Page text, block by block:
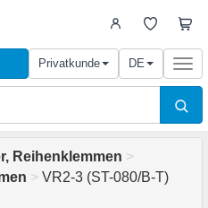
Privatkunde DE
Reihenklemmen >
> VR2-3 (ST-080/B-T)